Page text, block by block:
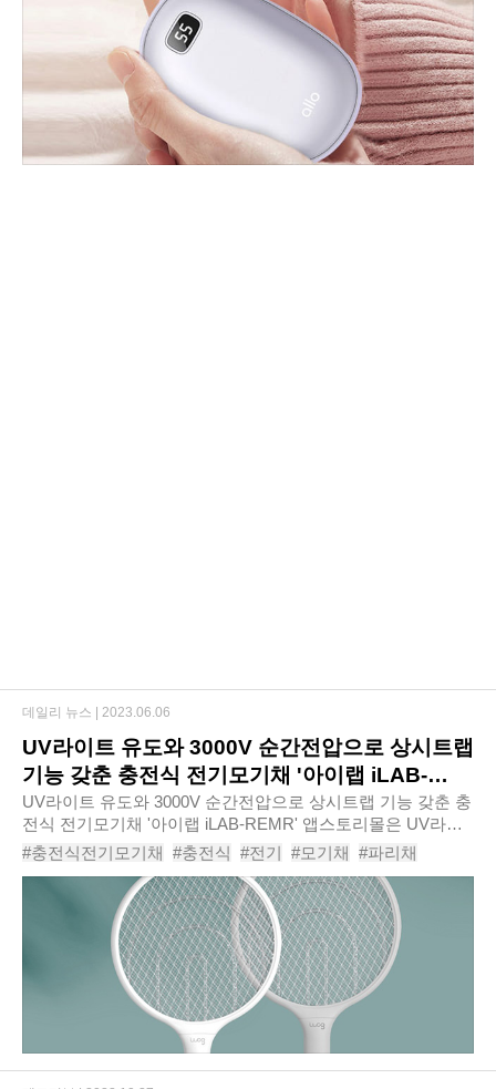
#알로코리아충전식손난로WM800
UV라이트 유도와 3000V 순간전압으로 상시트랩
기능 갖춘 충전식 전기모기채 '아이랩 iLAB-
REMR'
UV라이트 유도와 3000V 순간전압으로 상시트랩 기능 갖춘 충
전식 전기모기채 '아이랩 iLAB-REMR' 앱스토리몰은 UV라이
트 이용한 유도로 쉽고 빠르게 벌레 퇴치하는 ‘아이랩 충전식
전기모기채 iLAB-REMR’을 신규 출시한다..
#충전식전기모기채 #충전식 #전기 #모기채 #파리채
#전기모기채 #전기파리채 #상시트랩모기채 #UV모기채
#아이랩충전식전기모기채iLAB-REMR
데일리 뉴스 | 2023.06.06